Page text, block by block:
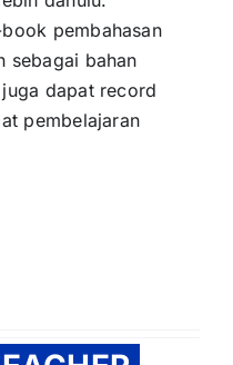
pembahasan
sebagai bahan
dapat record
pembelajaran